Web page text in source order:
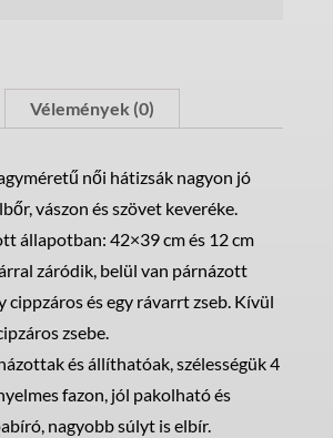
Vélemények (0)
női hátizsák nagyon jó
vászon és szövet keveréke.
állapotban: 42×39 cm és 12 cm
záródik, belül van párnázott
cippzáros és egy rávarrt zseb. Kívül
zsebe.
és állíthatóak, szélességük 4
fazon, jól pakolható és
nagyobb súlyt is elbír.